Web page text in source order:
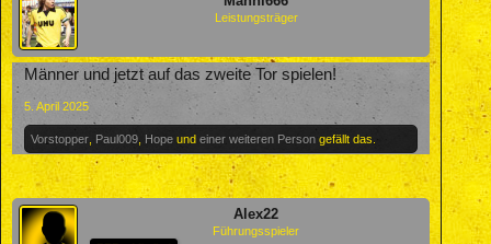
Leistungsträger
Männer und jetzt auf das zweite Tor spielen!
5. April 2025
Vorstopper Paul009 Hope und einer weiteren Person gefällt das.
Alex22
Führungsspieler